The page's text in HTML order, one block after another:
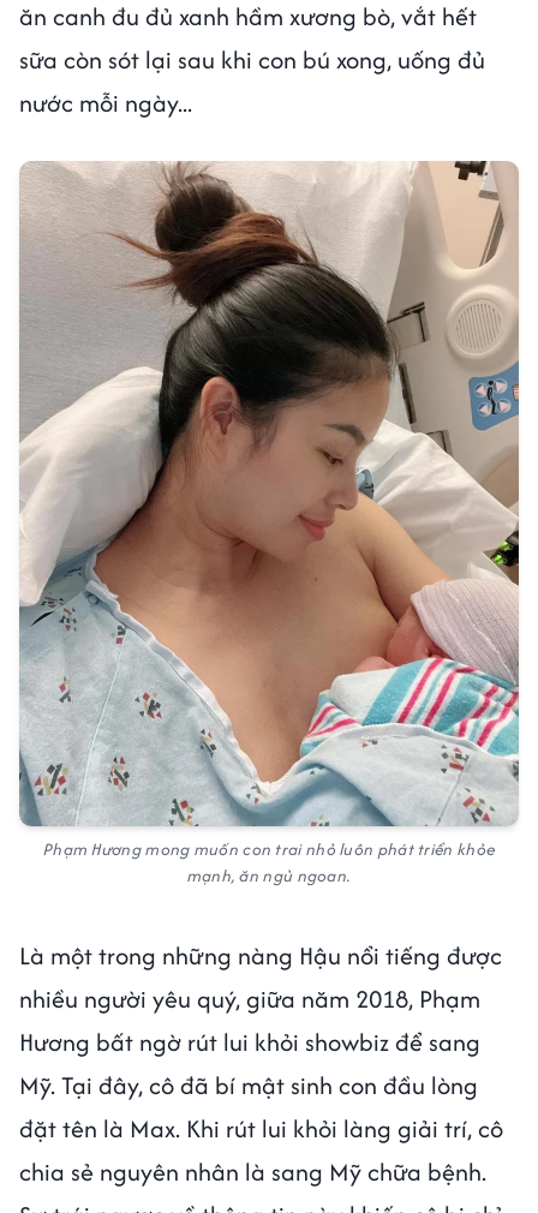
ăn canh đu đủ xanh hầm xương bò, vắt hết
sữa còn sót lại sau khi con bú xong, uống đủ
nước mỗi ngày...
Phạm Hương mong muốn con trai nhỏ luôn phát triển khỏe
mạnh, ăn ngủ ngoan.
Là một trong những nàng Hậu nổi tiếng được
nhiều người yêu quý, giữa năm 2018, Phạm
Hương bất ngờ rút lui khỏi showbiz để sang
Mỹ. Tại đây, cô đã bí mật sinh con đầu lòng
đặt tên là Max. Khi rút lui khỏi làng giải trí, cô
chia sẻ nguyên nhân là sang Mỹ chữa bệnh.